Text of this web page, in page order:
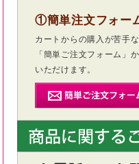
①簡単注文フォー
カートからの購入が苦手
「簡単ご注文フォーム」
いただけます。